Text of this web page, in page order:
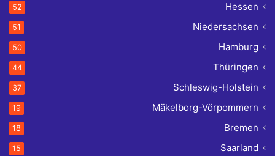
Hessen
52
Niedersachsen
51
Hamburg
50
Thüringen
44
Schleswig-Holstein
37
Mäkelborg-Vörpommern
19
Bremen
18
Saarland
15